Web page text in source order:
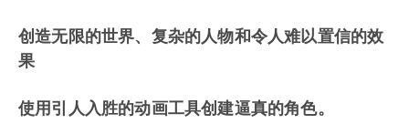
创造无限的世界、复杂的人物和令人难以置信的效
果
使用引人入胜的动画工具创建逼真的角色。